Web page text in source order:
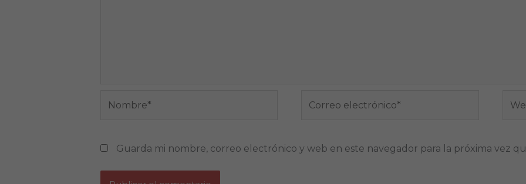
electrónico*
Guarda mi nombre, correo electrónico y web en este navegador para la próxima vez